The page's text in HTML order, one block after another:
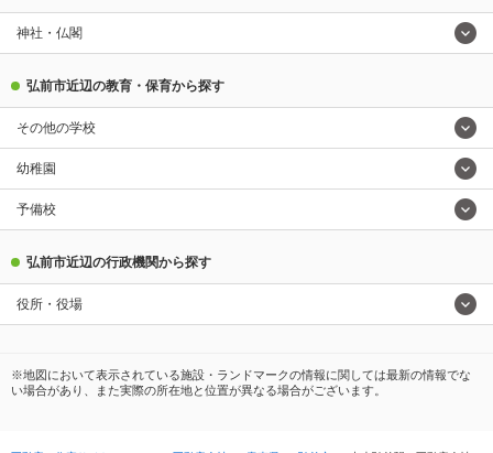
神社・仏閣
弘前市近辺の教育・保育から探す
その他の学校
幼稚園
予備校
弘前市近辺の行政機関から探す
役所・役場
※地図において表示されている施設・ランドマークの情報に関しては最新の情報でな
い場合があり、また実際の所在地と位置が異なる場合がございます。